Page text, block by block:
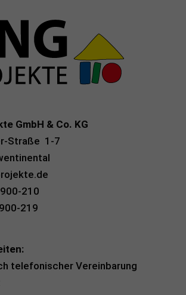
GmbH & Co. KG
Straße 1-7
210
219
telefonischer Vereinbarung